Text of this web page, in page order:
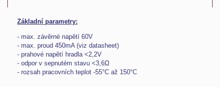
Základní parametry:
- max. závěrné napětí 60V
- max. proud 450mA (viz datasheet)
- prahové napětí hradla <2,2V
- odpor v sepnutém stavu <3,6Ω
- rozsah pracovních teplot -55°C až 150°C